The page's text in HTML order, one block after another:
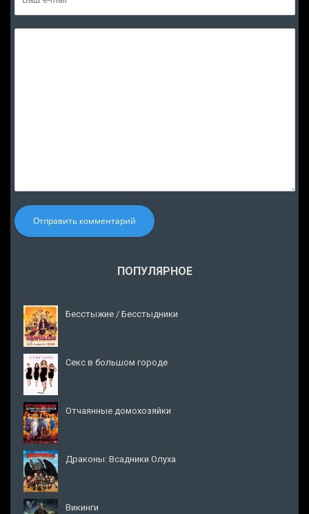
Отправить комментарий
ПОПУЛЯРНОЕ
Бесстыжие / Бесстыдники
Секс в большом городе
Отчаянные домохозяйки
Драконы: Всадники Олуха
Викинги